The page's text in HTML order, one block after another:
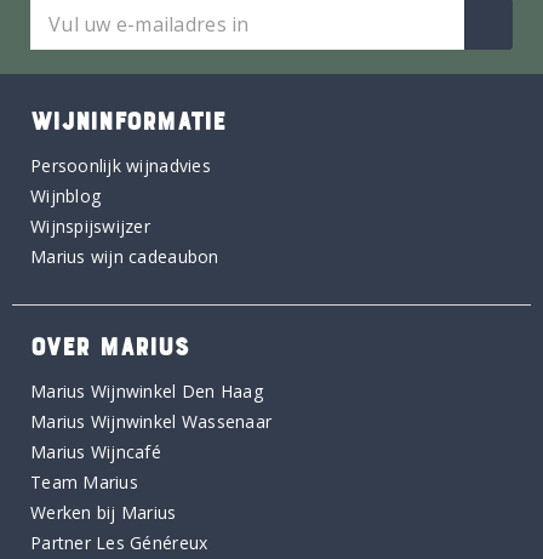
WIJNINFORMATIE
Persoonlijk wijnadvies
Wijnblog
Wijnspijswijzer
Marius wijn cadeaubon
OVER MARIUS
Marius Wijnwinkel Den Haag
Marius Wijnwinkel Wassenaar
Marius Wijncafé
Team Marius
Werken bij Marius
Partner Les Généreux